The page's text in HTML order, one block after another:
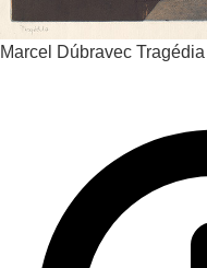
Marcel Dúbravec Tragédia